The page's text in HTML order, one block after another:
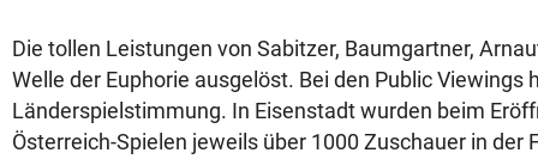
Die tollen Leistungen von Sabitzer, Baumgartner,
Welle der Euphorie ausgelöst. Bei den Public Viewings
Länderspielstimmung. In Eisenstadt wurden beim
Österreich-Spielen jeweils über 1000 Zuschauer in der